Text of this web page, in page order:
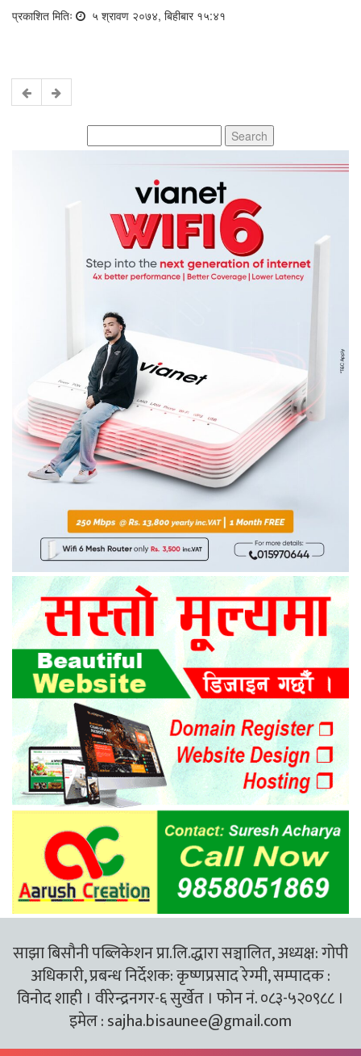
प्रकाशित मितिः ५ श्रावण २०७४, बिहीबार १५:४१
for:
साझा बिसौनी पब्लिकेशन प्रा.लि.द्धारा सञ्चालित, अध्यक्ष: गोपी
अधिकारी, प्रबन्ध निर्देशक: कृष्णप्रसाद रेग्मी, सम्पादक :
विनोद शाही । वीरेन्द्रनगर-६ सुर्खेत । फोन नं. ०८३-५२०९८८ ।
इमेल :sajha.bisaunee@gmail.com